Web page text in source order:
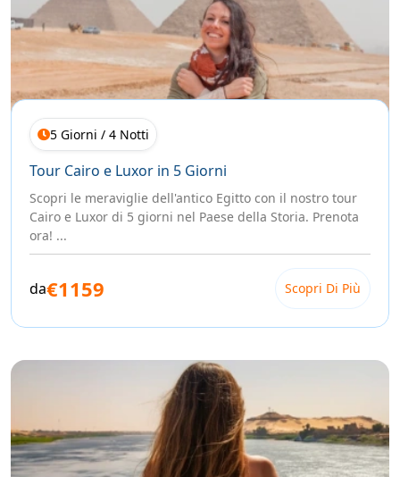
5 Giorni / 4 Notti
Tour Cairo e Luxor in 5 Giorni
Scopri le meraviglie dell'antico Egitto con il nostro tour
Cairo e Luxor di 5 giorni nel Paese della Storia. Prenota
ora! ...
da€1159 Scopri Di Più